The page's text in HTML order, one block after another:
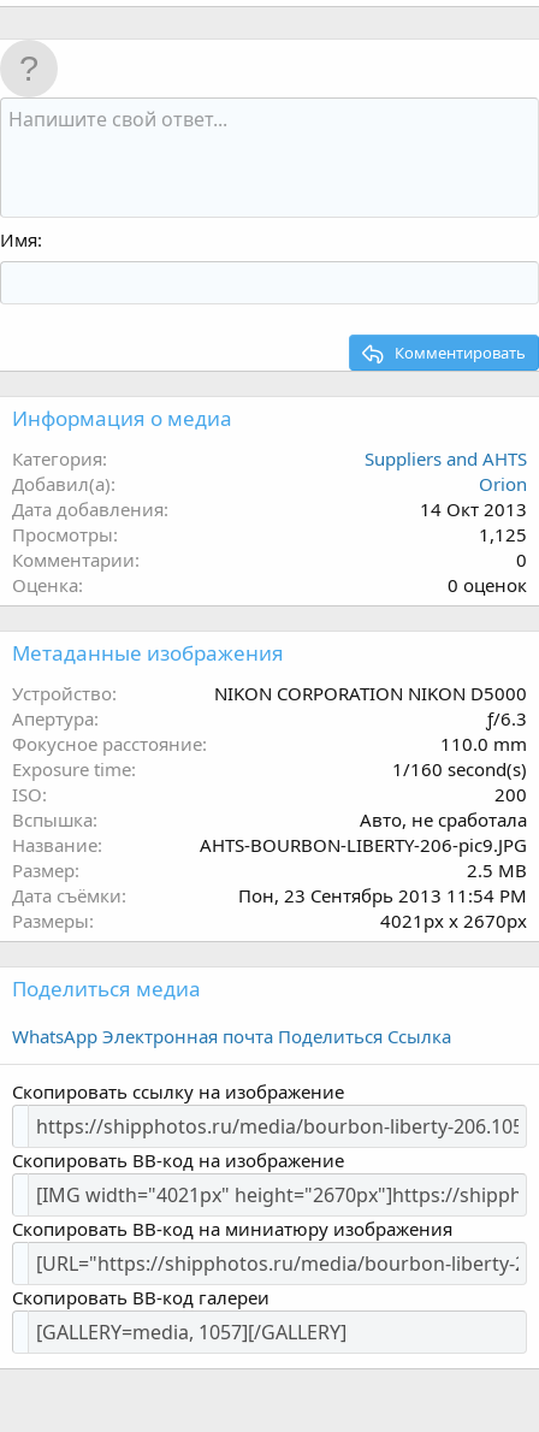
Имя
Комментировать
Информация о медиа
Категория
Suppliers and AHTS
Добавил(а)
Orion
Дата добавления
14 Окт 2013
Просмотры
1,125
Комментарии
0
Оценка
0
.
0
з
ё
з
0 оценок
Метаданные изображения
Устройство
NIKON CORPORATION NIKON D5000
Апертура
ƒ/6.3
Фокусное расстояние
110.0 mm
Exposure time
1/160 second(s)
ISO
200
Вспышка
Авто, не сработала
Название
AHTS-BOURBON-LIBERTY-206-pic9.JPG
Размер
2.5 MB
Дата съёмки
Пон, 23 Сентябрь 2013 11:54 PM
Размеры
4021px x 2670px
Поделиться медиа
WhatsApp Электронная почта Поделиться Ссылка
Скопировать ссылку на изображение
Скопировать BB-код на изображение
Скопировать BB-код на миниатюру изображения
Скопировать BB-код галереи